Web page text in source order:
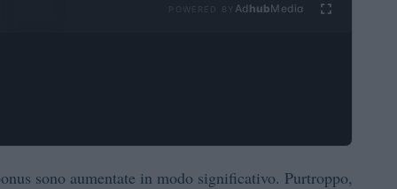
Ad hubMedia
sono aumentate in modo significativo. Purtroppo,